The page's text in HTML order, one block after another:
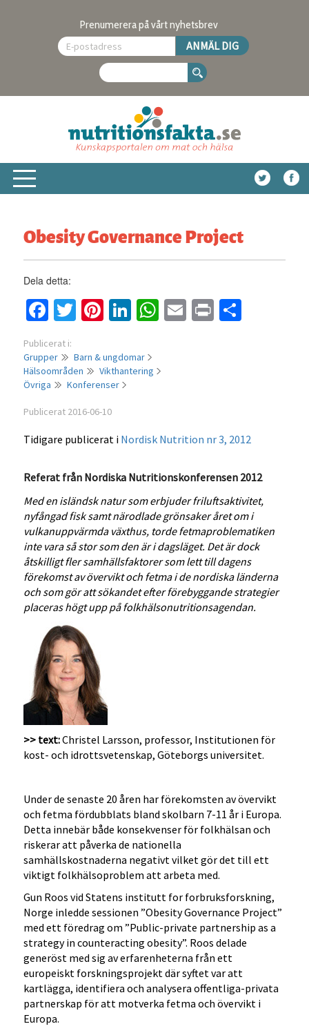
Prenumerera på vårt nyhetsbrev
Obesity Governance Project
Dela detta:
Facebook
Twitter
Pinterest
LinkedIn
WhatsApp
Email
Print
Publicerat i:
Grupper
Barn & ungdomar
Hälsoområden
Vikthantering
Övriga
Konferenser
Publicerat 2016-06-10
Tidigare publicerat i Nordisk Nutrition nr 3, 2012
Referat från Nordiska Nutritionskonferensen 2012
Med en isländsk natur som erbjuder friluftsaktivitet,
nyfångad fisk samt närodlade grönsaker året om i
vulkanuppvärmda växthus, torde fetmaproblematiken
inte vara så stor som den är i dagsläget. Det är dock
åtskilligt fler samhällsfaktorer som lett till dagens
förekomst av övervikt och fetma i de nordiska länderna
och som gör att sökandet efter förebyggande strategier
placeras högt upp på folkhälsonutritionsagendan.
>> text:Christel Larsson, professor, Institutionen för
kost- och idrottsvetenskap, Göteborgs universitet.
Under de senaste 20 åren har förekomsten av övervikt
och fetma fördubblats bland skolbarn 7-11 år i Europa.
Detta innebär både konsekvenser för folkhälsan och
riskerar att påverka de nationella
samhällskostnaderna negativt vilket gör det till ett
viktigt folkhälsoproblem att arbeta med.
Gun Roos vid Statens institutt for forbruksforskning,
Norge inledde sessionen ”Obesity Governance Project”
med ett föredrag om ”Public-private partnership as a
strategy in counteracting obesity”. Roos delade
generöst med sig av erfarenheterna från ett
europeiskt forskningsprojekt där syftet var att
kartlägga, identifiera och analysera offentliga-privata
partnerskap för att motverka fetma och övervikt i
Europa.